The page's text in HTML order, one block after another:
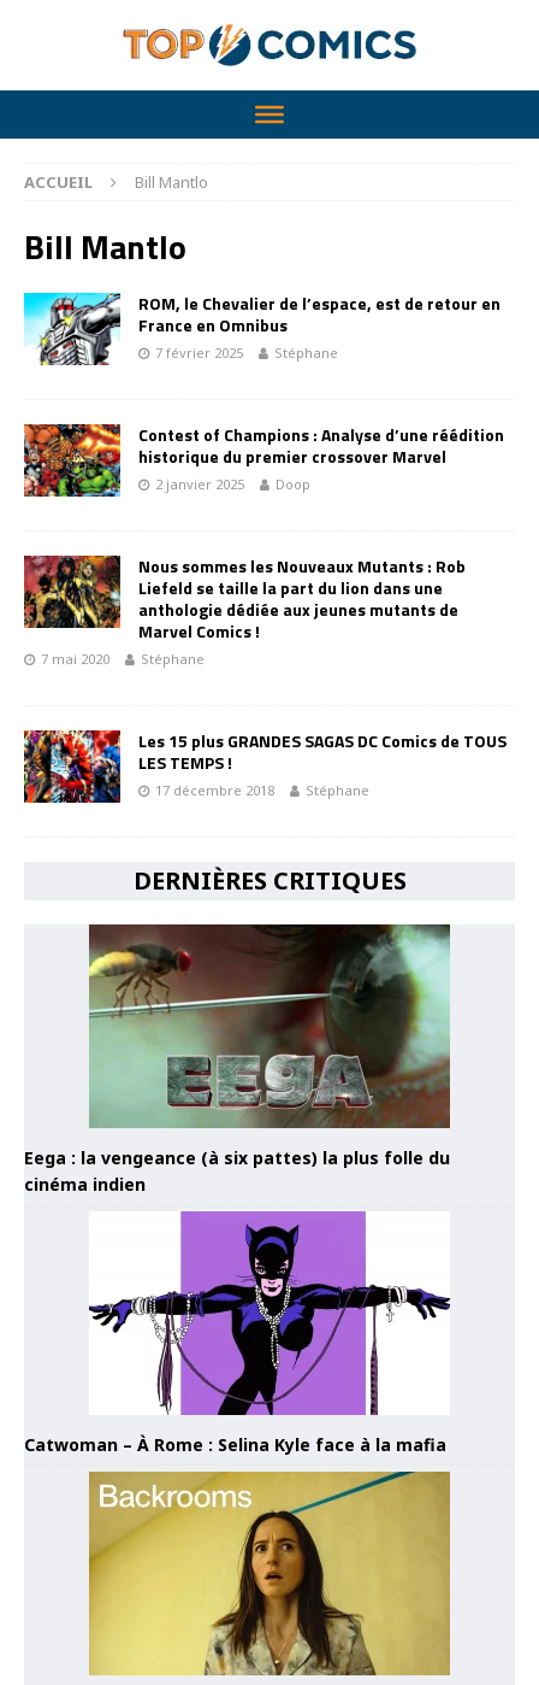
ACCUEIL Bill Mantlo
Bill Mantlo
ROM, le Chevalier de l’espace, est de retour en
France en Omnibus
7 février 2025 Stéphane
Contest of Champions : Analyse d’une réédition
historique du premier crossover Marvel
2 janvier 2025 Doop
Nous sommes les Nouveaux Mutants : Rob
Liefeld se taille la part du lion dans une
anthologie dédiée aux jeunes mutants de
Marvel Comics !
7 mai 2020 Stéphane
Les 15 plus GRANDES SAGAS DC Comics de TOUS
LES TEMPS !
17 décembre 2018 Stéphane
DERNIÈRES CRITIQUES
Eega : la vengeance (à six pattes) la plus folle du
cinéma indien
Catwoman – À Rome : Selina Kyle face à la mafia